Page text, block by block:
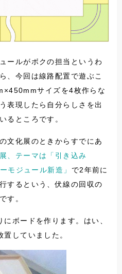
ールがボクの担当というわ
、今回は線路配置で遊ぶこ
サイズを4枚作らな
表現したら自分らしさを出
るところです。
文化展のときからすでにあ
、テーマは「引き込み
モジュール新造」 で2年前に
するという、伏線の回収の
す。
ボードを作ります。はい、
していました。